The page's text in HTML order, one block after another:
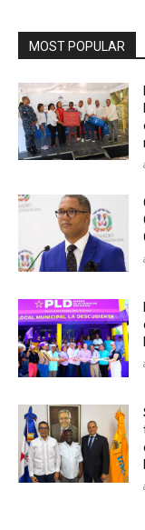
MOST POPULAR